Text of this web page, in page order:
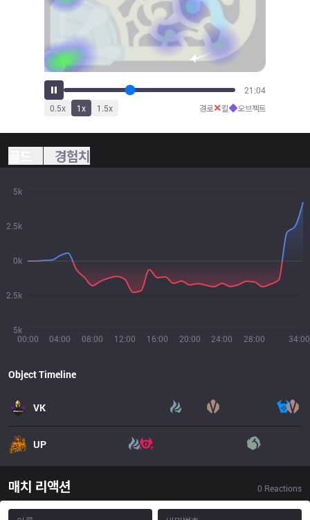
23:31
0.5x 1x 1.5x 경로✕킬◆오브젝트
경험치
00:00 04:00 08:00 12:00 16:00 20:00 24:00 28:00 34:00
5k
2.5k
0k
2.5k
5k
Object Timeline
VK
UP
매치 리액션 0 Reactions